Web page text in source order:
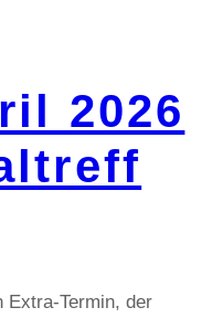
2026
Extra-Termin, der